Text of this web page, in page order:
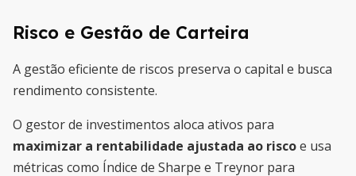
Risco e Gestão de Carteira
A gestão eficiente de riscos preserva o capital e busca
rendimento consistente.
O gestor de investimentos aloca ativos para
maximizar a rentabilidade ajustada ao riscoe usa
métricas como Índice de Sharpe e Treynor para